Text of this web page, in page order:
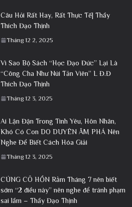
Câu Hỏi Rất Hay, Rất Thực Tế| Thầy
Thích Đạo Thịnh
Tháng 12 2, 2025
Vì Sao Bộ Sách “Học Đạo Đức” Lại Là
“Công Cha Như Núi Tản Viên” L Đ.Đ
Thích Đạo Thịnh
Tháng 12 3, 2025
Ai Lận Đận Trong Tình Yêu, Hôn Nhân,
Khó Có Con DO DUYÊN ÂM PHÁ Nên
Nghe Để Biết Cách Hóa Giải
Tháng 12 3, 2025
CÚNG CÔ HỒN Rằm Tháng 7 nên biết
sớm “2 điều này” nên nghe để tránh phạm
sai lầm – Thầy Đạo Thịnh